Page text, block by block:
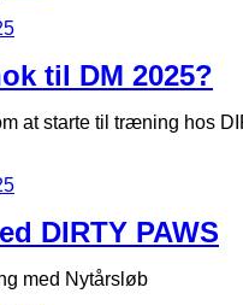
til DM 2025?
at starte til træning hos
DIRTY PAWS
med Nytårsløb